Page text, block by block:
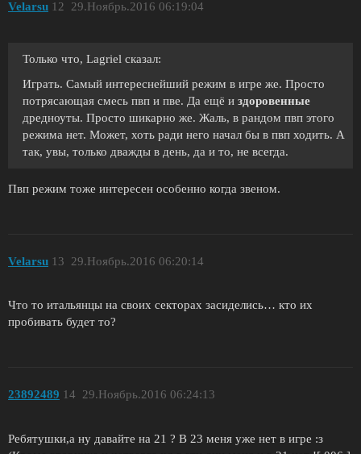
Velarsu 29.Ноябрь.2016 06:19:04
12
Только что, Lagriel сказал:
Играть. Самый интереснейший режим в игре же. Просто
потрясающая смесь пвп и пве. Да ещё и здоровенные
дредноуты. Просто шикарно же. Жаль, в рандом пвп этого
режима нет. Может, хоть ради него начал бы в пвп ходить. А
так, увы, только дважды в день, да и то, не всегда.
Пвп режим тоже интересен особенно когда звеном.
Velarsu 29.Ноябрь.2016 06:20:14
13
Что то итальянцы на своих секторах засиделись… кто их
пробивать будет то?
23892489 29.Ноябрь.2016 06:24:13
14
Ребятушки,а ну давайте на 21 ? В 23 меня уже нет в игре :з